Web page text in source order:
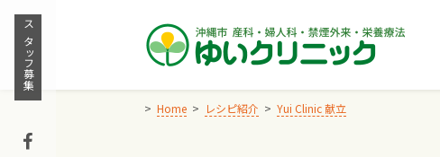
Skip
content
スタッフ募集
Home レシピ紹介 Yui Clinic 献立